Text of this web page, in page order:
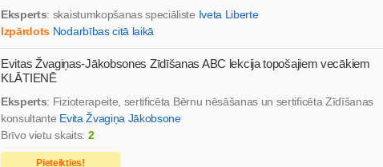
Eksperts: skaistumkopšanas speciāliste Iveta Liberte
Izpārdots Nodarbības citā laikā
Evitas Žvagiņas-Jākobsones Zīdīšanas ABC lekcija topošajiem vecākiem
KLĀTIENĒ
Eksperts: Fizioterapeite, sertificēta Bērnu nēsāšanas un sertificēta Zīdīšanas
konsultante Evita Žvagiņa Jākobsone
Brīvo vietu skaits: 2
Pieteikties!